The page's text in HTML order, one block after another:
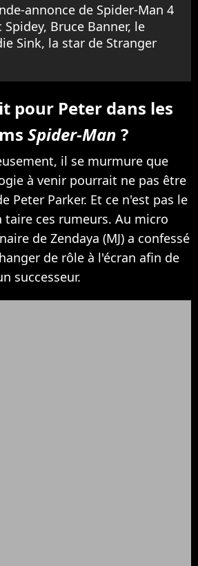
annonce de Spider-Man 4
Bruce Banner, le
Sink, la star de Stranger
pour Peter dans les
Spider-Man ?
il se murmure que
à venir pourrait ne pas être
Peter Parker. Et ce n'est pas le
taire ces rumeurs. Au micro
de Zendaya (MJ) a confessé
de rôle à l'écran afin de
successeur.